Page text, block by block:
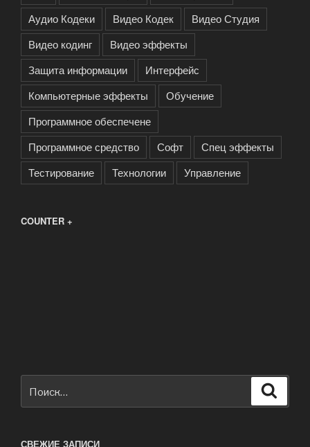
Аудио Кодеки
Видео Кодек
Видео Студия
Видео кодинг
Видео эффекты
Защита информации
Интерфейс
Компьютерные эффекты
Обучение
Программное обеспечене
Программное средство
Софт
Спец эффекты
Тестирование
Технологии Управление
COUNTER +
СВЕЖИЕ ЗАПИСИ